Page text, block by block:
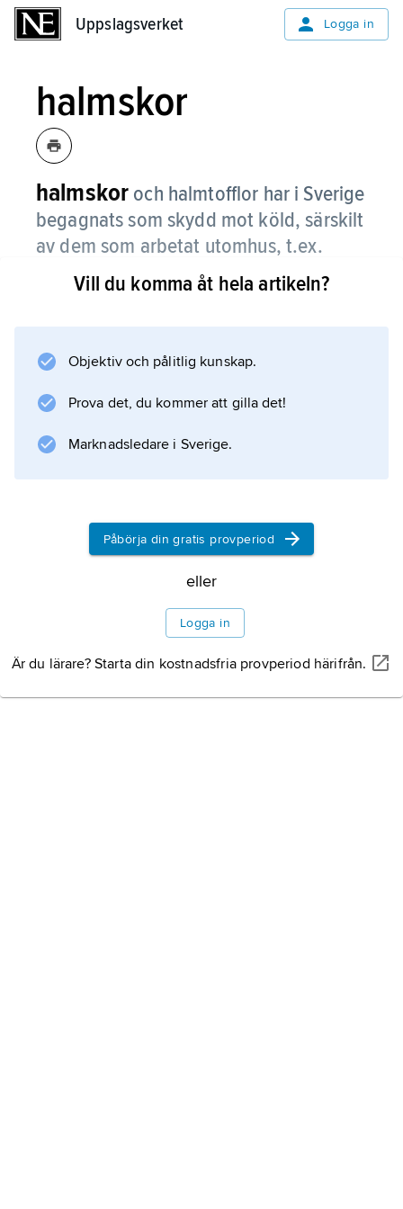
Uppslagsverket Logga in
halmskor
halmskor och halmtofflor har i Sverige
begagnats som skydd mot köld, särskilt
av dem som arbetat utomhus, t.ex.
torggummor.
.
Information om artikeln
Vill du komma åt hela artikeln?
Objektiv och pålitlig kunskap.
Prova det, du kommer att gilla det!
Marknadsledare i Sverige.
Påbörja din gratis provperiod
eller
Logga in
Är du lärare? Starta din kostnadsfria provperiod härifrån.